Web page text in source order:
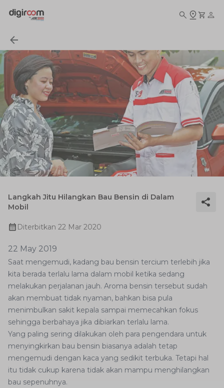
Langkah Jitu Hilangkan Bau Bensin di Dalam
Mobil
Diterbitkan 22 Mar 2020
22 May 2019
Saat mengemudi, kadang bau bensin tercium terlebih jika
kita berada terlalu lama dalam mobil ketika sedang
melakukan perjalanan jauh. Aroma bensin tersebut sudah
akan membuat tidak nyaman, bahkan bisa pula
menimbulkan sakit kepala sampai memecahkan fokus
sehingga berbahaya jika dibiarkan terlalu lama.
Yang paling sering dilakukan oleh para pengendara untuk
menyingkirkan bau bensin biasanya adalah tetap
mengemudi dengan kaca yang sedikit terbuka. Tetapi hal
itu tidak cukup karena tidak akan mampu menghilangkan
bau sepenuhnya.